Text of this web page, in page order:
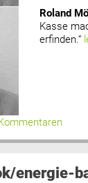
Roland
Kasse
erfinden.“
energie-